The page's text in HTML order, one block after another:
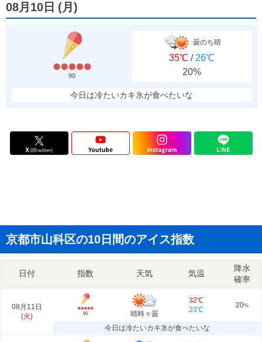
08月10日 (月 )
90
曇のち晴
35℃ / 26℃
20%
今日は冷たいカキ氷が食べたいな
京都市山科区の10日間のアイス指数
日付 指数 天気 気温
降水
確率
08月11日
(火) 90 晴時々曇
32℃
23℃
20%
今日は冷たいカキ氷が食べたいな